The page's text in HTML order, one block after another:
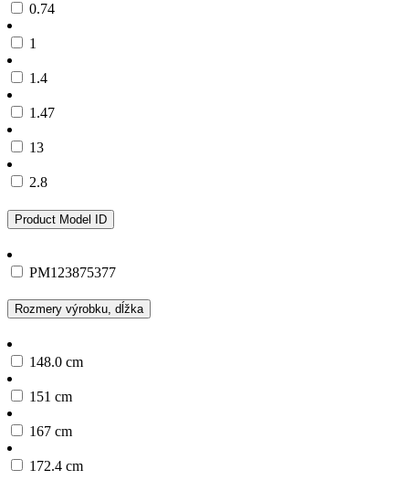
0.74
1
1.4
1.47
13
2.8
Product Model ID
PM123875377
Rozmery výrobku, dĺžka
148.0 cm
151 cm
167 cm
172.4 cm